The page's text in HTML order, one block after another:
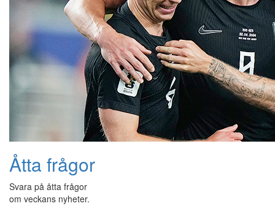
Åtta frågor
Svara på åtta frågor
om veckans nyheter.